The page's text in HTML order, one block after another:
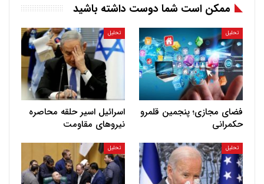
ممکن است شما دوست داشته باشید
تحلیل
فضای مجازی؛ پنجمین قلمرو
حکمرانی
تحلیل
اسرائیل اسیر حلقه محاصره
نیروهای مقاومت
تحلیل تحلیل